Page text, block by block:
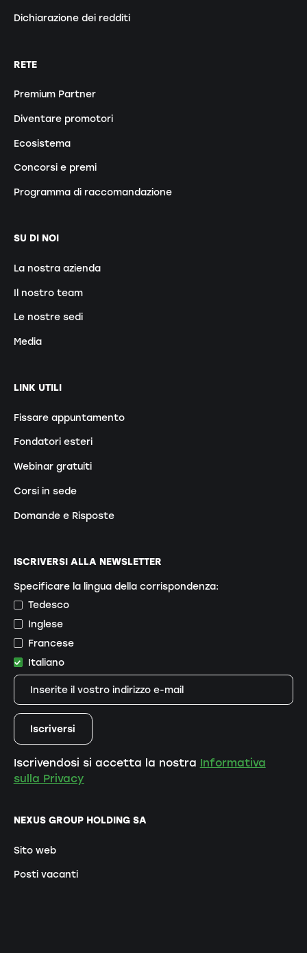
Dichiarazione dei redditi
RETE
Premium Partner
Diventare promotori
Ecosistema
Concorsi e premi
Programma di raccomandazione
SU DI NOI
La nostra azienda
Il nostro team
Le nostre sedi
Media
LINK UTILI
Fissare appuntamento
Fondatori esteri
Webinar gratuiti
Corsi in sede
Domande e Risposte
NEXUS GROUP HOLDING SA
Sito web
Posti vacanti
ISCRIVERSI ALLA NEWSLETTER
Specificare la lingua della corrispondenza:
Tedesco
Inglese
Francese
Italiano
Iscrivendosi si accetta la nostra Informativa
sulla Privacy